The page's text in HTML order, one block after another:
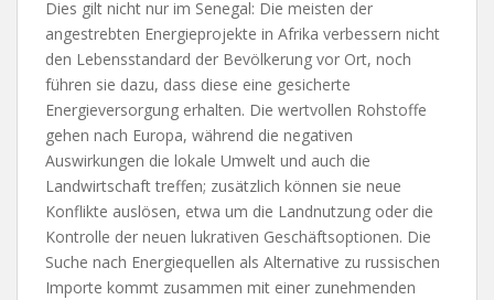
Dies gilt nicht nur im Senegal: Die meisten der
angestrebten Energieprojekte in Afrika verbessern nicht
den Lebensstandard der Bevölkerung vor Ort, noch
führen sie dazu, dass diese eine gesicherte
Energieversorgung erhalten. Die wertvollen Rohstoffe
gehen nach Europa, während die negativen
Auswirkungen die lokale Umwelt und auch die
Landwirtschaft treffen; zusätzlich können sie neue
Konflikte auslösen, etwa um die Landnutzung oder die
Kontrolle der neuen lukrativen Geschäftsoptionen. Die
Suche nach Energiequellen als Alternative zu russischen
Importe kommt zusammen mit einer zunehmenden